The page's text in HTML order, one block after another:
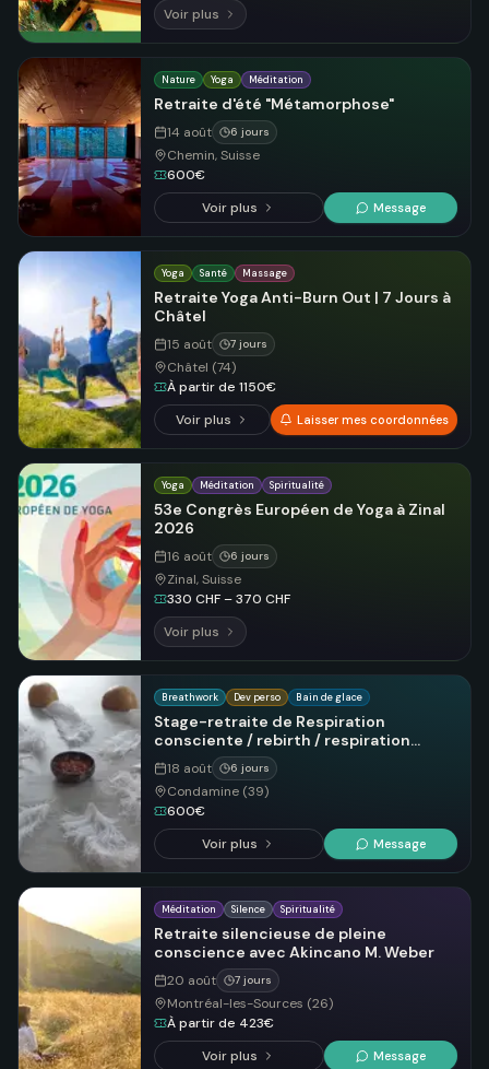
Voir plus
Nature Yoga Méditation
Retraite d'été "Métamorphose"
14 août 6 jours
Chemin, Suisse
600€
Voir plus
Message
Yoga Santé Massage
Retraite Yoga Anti-Burn Out | 7 Jours à
Châtel
15 août 7 jours
Châtel (74)
À partir de 1150€
Voir plus
Laisser mes coordonnées
Yoga Méditation Spiritualité
53e Congrès Européen de Yoga à Zinal
2026
16 août 6 jours
Zinal, Suisse
330 CHF – 370 CHF
Voir plus
Breathwork Dev perso Bain de glace
Stage-retraite de Respiration
consciente / rebirth / respiration
holotropique
18 août 6 jours
Condamine (39)
600€
Voir plus
Message
Méditation Silence Spiritualité
Retraite silencieuse de pleine
conscience avec Akincano M. Weber
20 août 7 jours
Montréal-les-Sources (26)
À partir de 423€
Voir plus
Message